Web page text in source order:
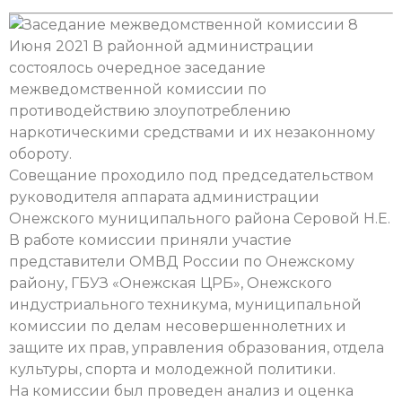
8
Июня 2021 В районной администрации
состоялось очередное заседание
межведомственной комиссии по
противодействию злоупотреблению
наркотическими средствами и их незаконному
обороту.
Совещание проходило под председательством
руководителя аппарата администрации
Онежского муниципального района Серовой Н.Е.
В работе комиссии приняли участие
представители ОМВД России по Онежскому
району, ГБУЗ «Онежская ЦРБ», Онежского
индустриального техникума, муниципальной
комиссии по делам несовершеннолетних и
защите их прав, управления образования, отдела
культуры, спорта и молодежной политики.
На комиссии был проведен анализ и оценка